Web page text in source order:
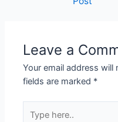
Leave a
Your email address will
fields are marked *